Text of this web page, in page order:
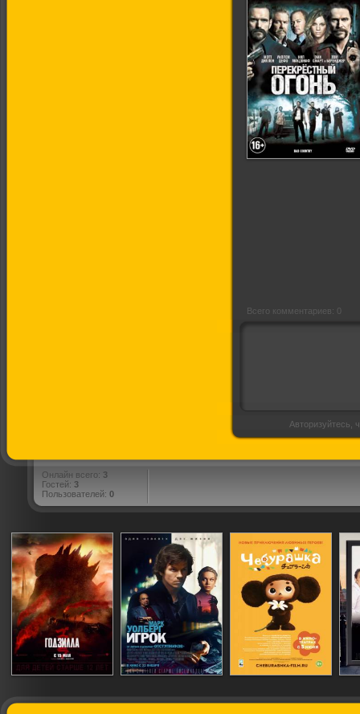
Всего комментариев: 0
Авторизуйтесь,
Онлайн всего: 3
Гостей: 3
Пользователей: 0